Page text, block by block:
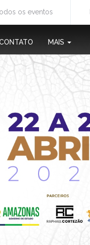
os eventos
MAIS